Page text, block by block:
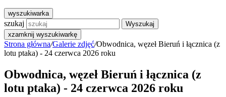
wyszukiwarka
szukaj
Wyszukaj
xzamknij wyszukiwarkę
Strona główna/Galerie zdjęć/Obwodnica, węzeł Bieruń i łącznica (z
lotu ptaka) - 24 czerwca 2026 roku
Obwodnica, węzeł Bieruń i łącznica (z
lotu ptaka) - 24 czerwca 2026 roku